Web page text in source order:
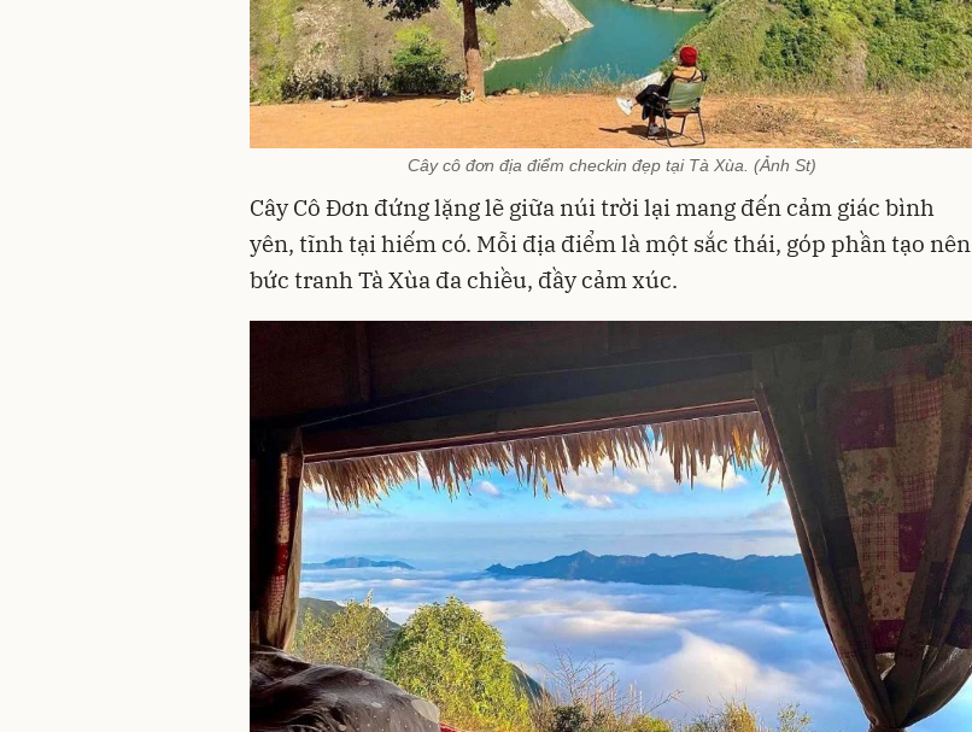
Cây cô đơn địa điểm checkin đẹp tại Tà Xùa. (Ảnh St)
Cây Cô Đơn đứng lặng lẽ giữa núi trời lại mang đến cảm giác bình
yên, tĩnh tại hiếm có. Mỗi địa điểm là một sắc thái, góp phần tạo nên
bức tranh Tà Xùa đa chiều, đầy cảm xúc.